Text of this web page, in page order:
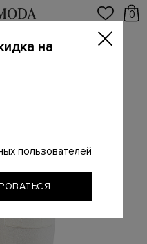
0
/ Женские брюки
и шелка
на
пользователей